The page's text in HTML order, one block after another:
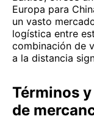
Europa para
un vasto
logística entre
combinación de
a la distancia
Términos
de